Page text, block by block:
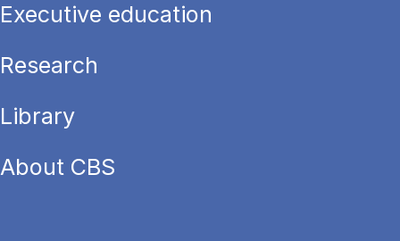
Executive education
Research
Library
About CBS